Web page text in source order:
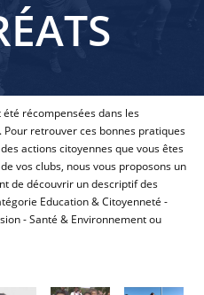
récompensées dans les
retrouver ces bonnes pratiques
actions citoyennes que vous êtes
vos clubs, nous vous proposons un
de découvrir un descriptif des
Education & Citoyenneté -
- Santé & Environnement ou